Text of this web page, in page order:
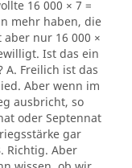
16 000 × 7 =
mehr haben, die
nur 16 000 ×
Ist das ein
A. Freilich ist das
Aber wenn im
ausbricht, so
oder Septennat
gar
Richtig. Aber